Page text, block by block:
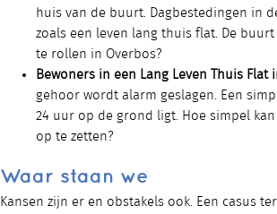
huis van de buurt. Dagbestedingen in
zoals een leven lang thuis flat. De
te rollen in Overbos?
Bewoners in een Lang Leven Thuis Flat
gehoor wordt alarm geslagen. Een
24 uur op de grond ligt. Hoe simpel
op te zetten?
Waar staan we
Kansen zijn er en obstakels ook. Een casus